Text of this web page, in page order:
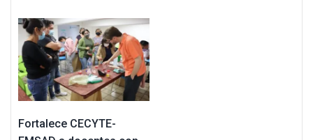
Fortalece CECYTE-